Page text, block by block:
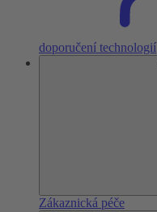
doporučení technologií
Zákaznická péče